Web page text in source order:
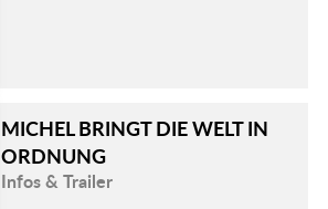
MICHEL BRINGT DIE WELT IN
ORDNUNG
Infos & Trailer